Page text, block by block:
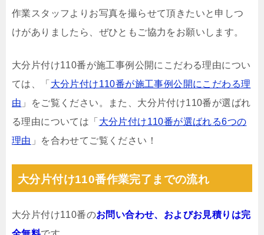
作業スタッフよりお写真を撮らせて頂きたいと申しつ
けがありましたら、ぜひともご協力をお願いします。
大分片付け110番が施工事例公開にこだわる理由につい
ては、「 大分片付け110番が施工事例公開にこだわる理
由 」をご覧ください。また、大分片付け110番が選ばれ
る理由については「 大分片付け110番が選ばれる6つの
理由 」を合わせてご覧ください！
大分片付け110番作業完了までの流れ
大分片付け110番のお問い合わせ、およびお見積りは完